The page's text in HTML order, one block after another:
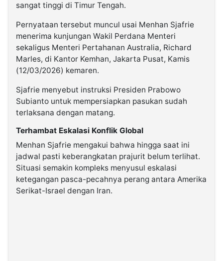
sangat tinggi di Timur Tengah.
Pernyataan tersebut muncul usai Menhan Sjafrie
menerima kunjungan Wakil Perdana Menteri
sekaligus Menteri Pertahanan Australia, Richard
Marles, di Kantor Kemhan, Jakarta Pusat, Kamis
(12/03/2026) kemaren.
Sjafrie menyebut instruksi Presiden Prabowo
Subianto untuk mempersiapkan pasukan sudah
terlaksana dengan matang.
Terhambat Eskalasi Konflik Global
Menhan Sjafrie mengakui bahwa hingga saat ini
jadwal pasti keberangkatan prajurit belum terlihat.
Situasi semakin kompleks menyusul eskalasi
ketegangan pasca-pecahnya perang antara Amerika
Serikat-Israel dengan Iran.